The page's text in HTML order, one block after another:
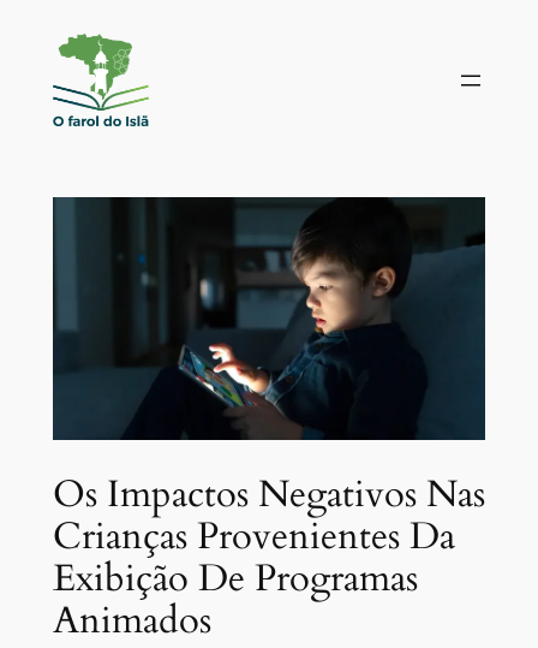
conteúdo
Os Impactos Negativos Nas
Crianças Provenientes Da
Exibição De Programas
Animados